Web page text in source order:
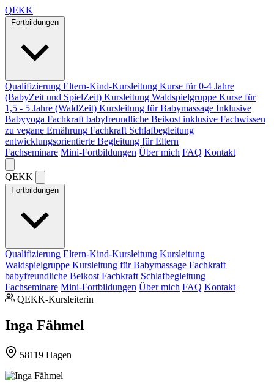
QEKK
Fortbildungen
Qualifizierung Eltern-Kind-Kursleitung Kurse für 0-4 Jahre
(BabyZeit und SpielZeit) Kursleitung Waldspielgruppe Kurse für
1,5 - 5 Jahre (WaldZeit) Kursleitung für Babymassage Inklusive
Babyyoga Fachkraft babyfreundliche Beikost inklusive Fachwissen
zu vegane Ernährung Fachkraft Schlafbegleitung
entwicklungsorientierte Begleitung für Eltern
Fachseminare Mini-Fortbildungen Über mich FAQ Kontakt
QEKK
Fortbildungen
Qualifizierung Eltern-Kind-Kursleitung Kursleitung
Waldspielgruppe Kursleitung für Babymassage Fachkraft
babyfreundliche Beikost Fachkraft Schlafbegleitung
Fachseminare Mini-Fortbildungen Über mich FAQ Kontakt
QEKK-Kursleiterin
Inga Fähmel
58119 Hagen